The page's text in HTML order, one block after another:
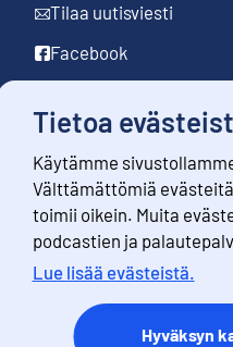
Tietoa
Käytämme
Välttämättömiä
toimii oikein. Muita
podcastien ja
Lue lisää evästeistä.
Hyväksyn
Tilaa uutisviesti
Facebook
YouTube
Instagram
Palaute